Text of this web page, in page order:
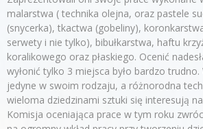
malarstwa ( technika olejna, oraz pastele
(snycerka), tkactwa (gobeliny),
serwety i nie tylko), bibułkarstwa, haftu
koralikowego oraz płaskiego. Ocenić
wyłonić tylko 3 miejsca było bardzo trudno.
jedyne w swoim rodzaju, a różnorodna
wieloma dziedzinami sztuki się interesują
Komisja oceniająca prace w tym roku